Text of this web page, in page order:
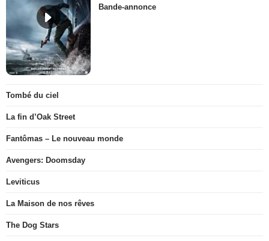
Bande-annonce
Tombé du ciel
La fin d’Oak Street
Fantômas – Le nouveau monde
Avengers: Doomsday
Leviticus
La Maison de nos rêves
The Dog Stars